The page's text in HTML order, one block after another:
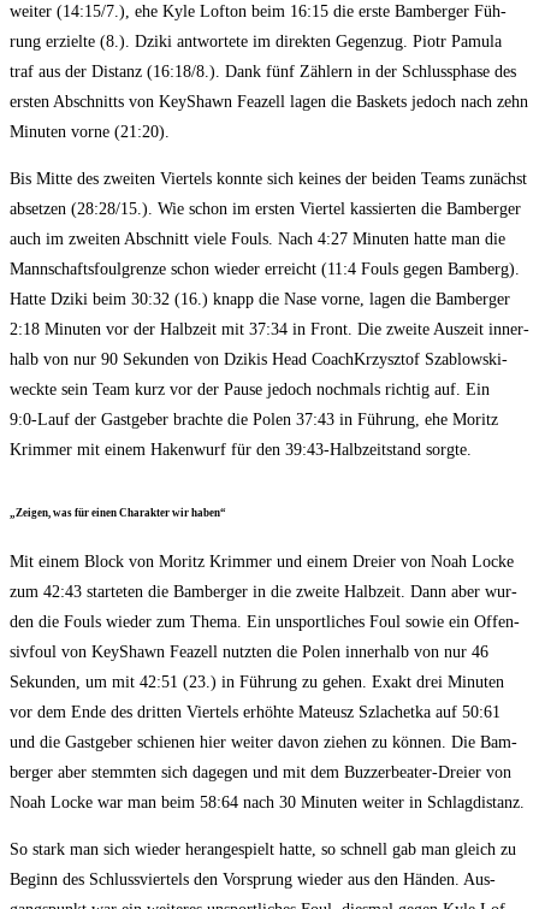
wei­ter (14:15/7.), ehe Kyle Lof­ton beim 16:15 die ers­te Bam­ber­ger Füh­
rung erziel­te (8.). Dzi­ki ant­wor­te­te im direk­ten Gegen­zug. Piotr Pamu­la
traf aus der Distanz (16:18/8.). Dank fünf Zäh­lern in der Schluss­pha­se des
ers­ten Abschnitts von KeyShawn Fea­zell lagen die Bas­kets jedoch nach zehn
Minu­ten vor­ne (21:20).
Bis Mit­te des zwei­ten Vier­tels konn­te sich kei­nes der bei­den Teams zunächst
abset­zen (28:28/15.). Wie schon im ers­ten Vier­tel kas­sier­ten die Bam­ber­ger
auch im zwei­ten Abschnitt vie­le Fouls. Nach 4:27 Minu­ten hat­te man die
Mann­schafts­foul­gren­ze schon wie­der erreicht (11:4 Fouls gegen Bam­berg).
Hat­te Dzi­ki beim 30:32 (16.) knapp die Nase vor­ne, lagen die Bam­ber­ger
2:18 Minu­ten vor der Halb­zeit mit 37:34 in Front. Die zwei­te Aus­zeit inner­
halb von nur 90 Sekun­den von Dzi­kis Head Coach­Krzy­sz­tof Sza­b­low­ski­
weck­te sein Team kurz vor der Pau­se jedoch noch­mals rich­tig auf. Ein
9:0‑Lauf der Gast­ge­ber brach­te die Polen 37:43 in Füh­rung, ehe Moritz
Krim­mer mit einem Haken­wurf für den 39:43-Halbzeitstand sorgte.
„Zei­gen, was für einen Cha­rak­ter wir haben“
Mit einem Block von Moritz Krim­mer und einem Drei­er von Noah Locke
zum 42:43 star­te­ten die Bam­ber­ger in die zwei­te Halb­zeit. Dann aber wur­
den die Fouls wie­der zum The­ma. Ein unsport­li­ches Foul sowie ein Offen­
siv­foul von KeyShawn Fea­zell nutz­ten die Polen inner­halb von nur 46
Sekun­den, um mit 42:51 (23.) in Füh­rung zu gehen. Exakt drei Minu­ten
vor dem Ende des drit­ten Vier­tels erhöh­te Mate­usz Szla­chet­ka auf 50:61
und die Gast­ge­ber schie­nen hier wei­ter davon zie­hen zu kön­nen. Die Bam­
ber­ger aber stemm­ten sich dage­gen und mit dem Buz­zer­bea­ter-Drei­er von
Noah Locke war man beim 58:64 nach 30 Minu­ten wei­ter in Schlagdistanz.
So stark man sich wie­der her­an­ge­spielt hat­te, so schnell gab man gleich zu
Beginn des Schluss­vier­tels den Vor­sprung wie­der aus den Hän­den. Aus­